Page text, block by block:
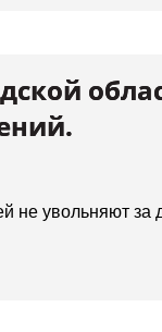
не увольняют за